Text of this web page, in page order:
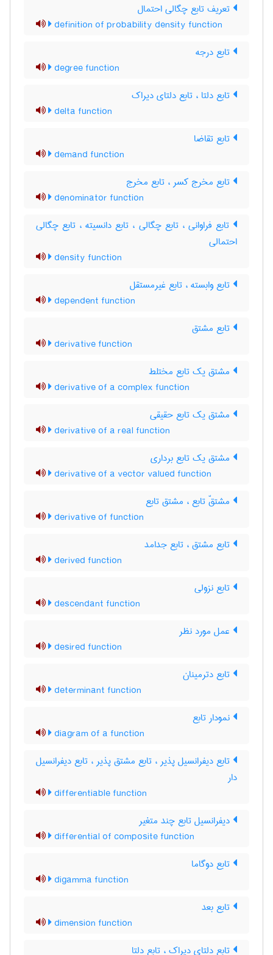
تعریف تابع چگالی احتمال
definition of probability density function
تابع درجه
degree function
تابع دلتا ، تابع دلتای دیراک
delta function
تابع تقاضا
demand function
تابع مخرج کسر ، تابع مخرج
denominator function
تابع فراوانی ، تابع چگالی ، تابع دانسیته ، تابع چگالی
احتمالی
density function
تابع وابسته ، تابع غیرمستقل
dependent function
تابع مشتق
derivative function
مشتق یک تابع مختلط
derivative of a complex function
مشتق یک تابع حقیقی
derivative of a real function
مشتق یک تابع برداری
derivative of a vector valued function
مشتقّ تابع ، مشتق تابع
derivative of function
تابع مشتق ، تابع جدامد
derived function
تابع نزولی
descendant function
عمل مورد نظر
desired function
تابع دترمینان
determinant function
نمودار تابع
diagram of a function
تابع دیفرانسیل پذیر ، تابع مشتق پذیر ، تابع دیفرانسیل
دار
differentiable function
دیفرانسیل تابع چند متغیر
differential of composite function
تابع دوگاما
digamma function
تابع بعد
dimension function
تابع دلتای دیراک ، تابع دلتا